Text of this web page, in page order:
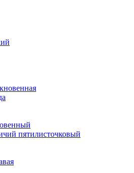
пятилисточковый